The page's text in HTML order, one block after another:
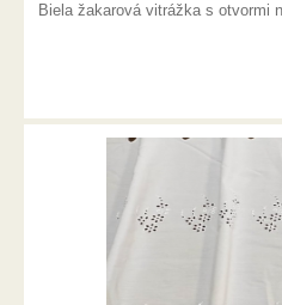
Biela žakarová vitrážka s otvormi